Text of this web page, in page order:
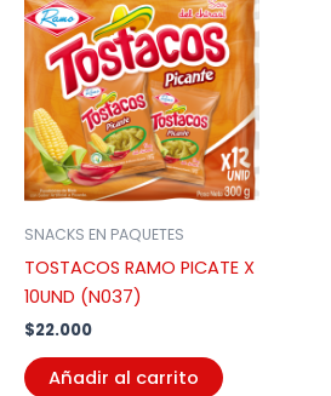
SNACKS EN PAQUETES
TOSTACOS RAMO PICATE X
10UND (N037)
$22.000
Añadir al carrito